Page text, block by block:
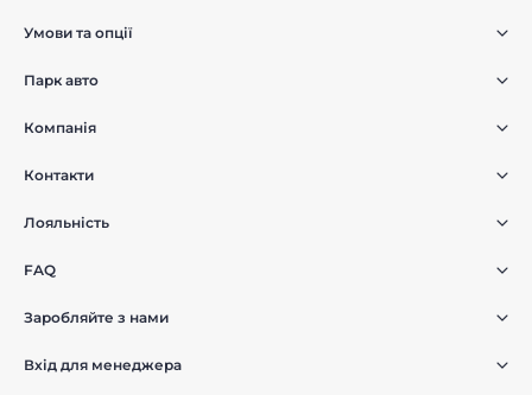
Умови та опції
Парк авто
Компанія
Контакти
Лояльність
FAQ
Заробляйте з нами
Вхід для менеджера